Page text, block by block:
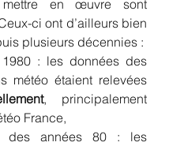
en œuvre sont
ci ont d’ailleurs bien
plusieurs décennies :
: les données des
, principalement
France,
des années 80 : les